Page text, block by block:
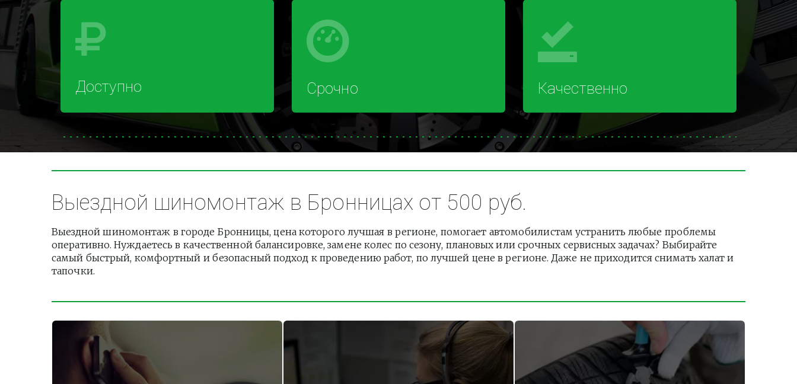
Доступно Срочно Качественно
Выездной шиномонтаж в Бронницах от 500 руб.
Выездной шиномонтаж в городе Бронницы, цена которого лучшая в регионе, помогает автомобилистам устранить любые проблемы
оперативно. Нуждаетесь в качественной балансировке, замене колес по сезону, плановых или срочных сервисных задачах? Выбирайте
самый быстрый, комфортный и безопасный подход к проведению работ, по лучшей цене в регионе. Даже не приходится снимать халат и
тапочки.